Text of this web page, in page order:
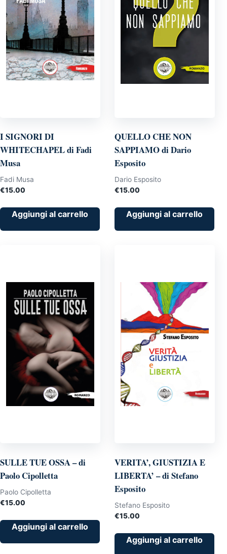
I SIGNORI DI
WHITECHAPEL di Fadi
Musa
Fadi Musa
€15.00
Aggiungi al carrello
QUELLO CHE NON
SAPPIAMO di Dario
Esposito
Dario Esposito
€15.00
Aggiungi al carrello
SULLE TUE OSSA – di
Paolo Cipolletta
Paolo Cipolletta
€15.00
Aggiungi al carrello
VERITA’, GIUSTIZIA E
LIBERTA’ – di Stefano
Esposito
Stefano Esposito
€15.00
Aggiungi al carrello